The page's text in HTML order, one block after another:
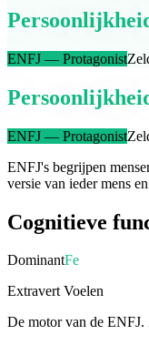
ENFJ — Protagonist
ENFJ — Protagonist
ENFJ's begrijpen
versie van ieder mens
Cognitieve
DominantFe
Extravert Voelen
De motor van de ENFJ.